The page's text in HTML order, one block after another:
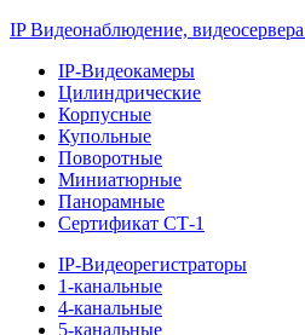
IP Видеонаблюдение,
IP-Видеокамеры
Цилиндрические
Корпусные
Купольные
Поворотные
Миниатюрные
Панорамные
Сертификат СТ-1
IP-Видеорегистраторы
1-канальные
4-канальные
5-канальные